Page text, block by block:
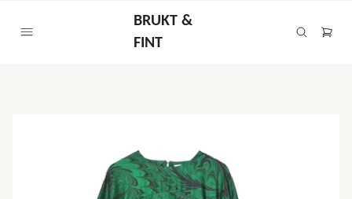
BRUKT &
FINT